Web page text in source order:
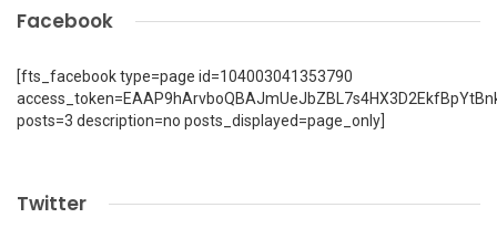
Facebook
[fts_facebook type=page id=104003041353790
posts=3 description=no posts_displayed=page_only]
Twitter